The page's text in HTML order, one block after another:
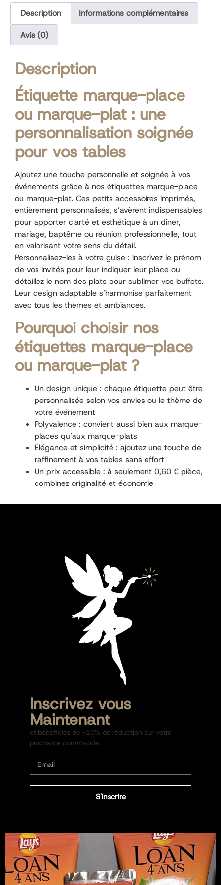
Description Informations complémentaires
Avis (0)
Description
Étiquette marque-place
ou marque-plat : une
personnalisation soignée
pour vos tables
Ajoutez une touche personnelle et soignée à vos
événements grâce à nos étiquettes marque-place
ou marque-plat. Ces petits accessoires imprimés,
entièrement personnalisés, s’avèrent indispensables
pour apporter clarté et esthétique à un dîner,
mariage, baptême ou réunion professionnelle, tout
en valorisant votre sens du détail.
Personnalisez-les à votre guise : inscrivez le prénom
de vos invités pour leur indiquer leur place ou
détaillez le nom des plats pour sublimer vos buffets.
Leur design adaptable s’harmonise parfaitement
avec tous les thèmes et ambiances.
Pourquoi choisir nos
étiquettes marque-place
ou marque-plat ?
Un design unique : chaque étiquette peut être
personnalisée selon vos envies ou le thème de
votre événement
Polyvalence : convient aussi bien aux marque-
places qu’aux marque-plats
Élégance et simplicité : ajoutez une touche de
raffinement à vos tables sans effort
Un prix accessible : à seulement 0,60 € pièce,
combinez originalité et économie
Inscrivez vous
Maintenant
et bénéficiez de -10% de réduction sur votre
prochaine commande.
S'inscrire